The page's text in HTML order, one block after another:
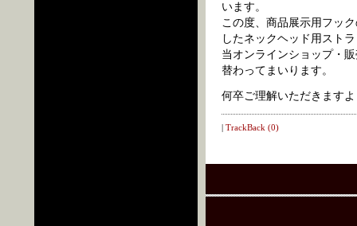
います。
この度、商品展示用フッ
したネックヘッド用スト
当オンラインショップ・
替わってまいります。
何卒ご理解いただきます
| TrackBack (0)